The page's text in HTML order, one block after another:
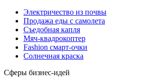
Электричество из почвы
Продажа еды с самолета
Съедобная капля
Мяч-квадрокоптер
Fashion смарт-очки
Солнечная краска
Сферы бизнес-идей